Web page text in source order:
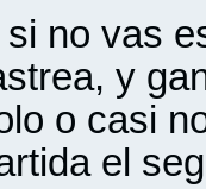
si no vas
y
o casi
el